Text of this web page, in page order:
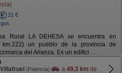
21 €
Rural LA DEHESA se encuentra en
km.222) un pueblo de la provincia de
del Arlanza. Es un edifici ...
Villafruel (Palencia) a 49,3 km de